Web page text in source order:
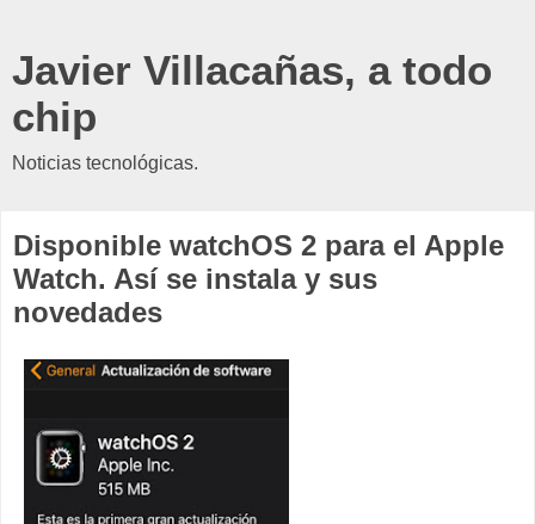
Javier Villacañas, a todo
chip
Noticias tecnológicas.
Disponible watchOS 2 para el Apple
Watch. Así se instala y sus
novedades